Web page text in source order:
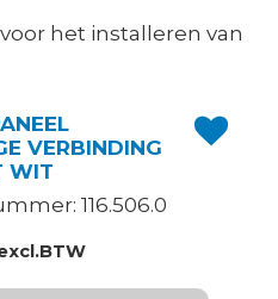
het installeren van
VERBINDING
WIT
116.506.0